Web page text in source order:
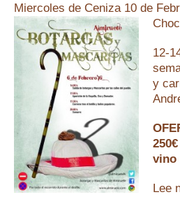
Miercoles de Ceniza 10 de
12-
y
vino
Lee